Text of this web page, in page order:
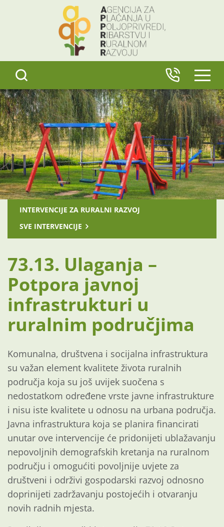
INTERVENCIJE ZA RURALNI RAZVOJ
SVE INTERVENCIJE
73.13. Ulaganja –
Potpora javnoj
infrastrukturi u
ruralnim područjima
Komunalna, društvena i socijalna infrastruktura
su važan element kvalitete života ruralnih
područja koja su još uvijek suočena s
nedostatkom određene vrste javne infrastrukture
i nisu iste kvalitete u odnosu na urbana područja.
Javna infrastruktura koja se planira financirati
unutar ove intervencije će pridonijeti ublažavanju
nepovoljnih demografskih kretanja na ruralnom
području i omogućiti povoljnije uvjete za
društveni i održivi gospodarski razvoj odnosno
doprinijeti zadržavanju postojećih i otvaranju
novih radnih mjesta.